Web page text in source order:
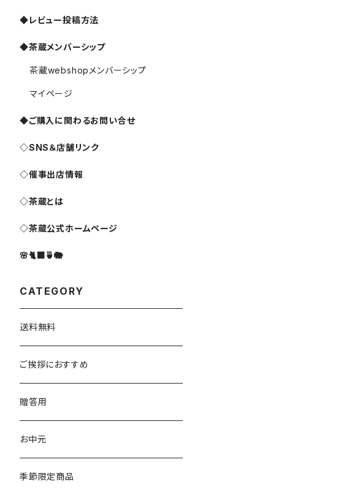
◆レビュー投稿方法
◆茶蔵メンバーシップ
茶蔵webshopメンバーシップ
マイページ
◆ご購入に関わるお問い合せ
◇SNS＆店舗リンク
◇催事出店情報
◇茶蔵とは
◇茶蔵公式ホームページ
🌸🐈‍⬛🍵🐘
CATEGORY
送料無料
ご挨拶におすすめ
贈答用
お中元
季節限定商品